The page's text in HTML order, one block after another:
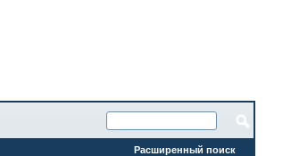
Расширенный поиск